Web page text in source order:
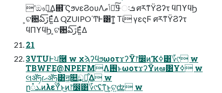
ʹඖఢ͢Δ଎͞ ϚϧνεϨουΛߟྀͨ͠ݴޠઃܭ ศརͳΫϨʔτ ϥΠϒϥϦ
͕ଟ਺ఏڙ͞Ε͍ͯΔ QZUIPO΄ͲͰ͸ͳ͍͕ Τί γεςϜ ศརͳΫϨʔτ
ϥΠϒϥϦ ͕ଟ਺ఏڙ͞Ε͍ͯΔ
21
3VTUͰਪ࿦ w χϡʔϥϧωοτϫʔΫ෦෼ͷҠߦ͸؆୯ w
TBWFE@NPEFMΛ࢖͏ͱωοτϫʔΫͷఆٛ͸Ұߦ w
લॲཧɾޙॲཧ͸ॻ͖௚͢ඞཁ͕͋Δ w
ը૾ܥͷλεΫͩͱ͜ͷ෦෼͸؆୯ʢͳ͜ͱ͕ଟ͍ʣ w